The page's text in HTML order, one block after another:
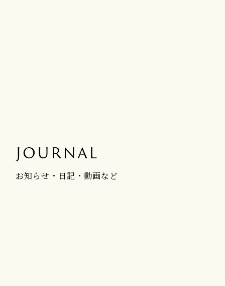
JOURNAL
お知らせ・日記・動画など